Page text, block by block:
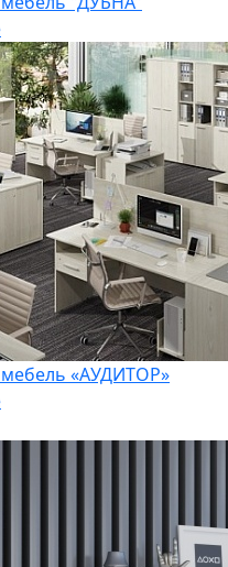
«АУДИТОР»